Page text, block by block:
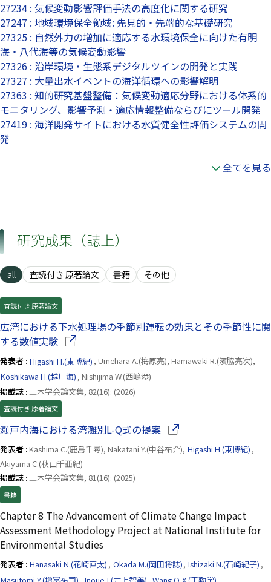
27234 : 気候変動影響評価手法の高度化に関する研究
27247 : 地域環境保全領域: 先見的・先端的な基礎研究
27325 : 自然外力の増加に適応する水環境保全に向けた有明
海・八代海等の気候変動影響
27326 : 沿岸環境・生態系デジタルツインの開発と実践
27327 : 大量出水イベントの海洋循環への影響解明
27363 : 知的研究基盤整備：気候変動適応分野における体系的
モニタリング、影響予測・適応情報整備ならびにツール開発
27419 : 海洋開発サイトにおける水質健全性評価システムの開
発
全てを見る
研究成果（誌上）
all 査読付き 原著論文 書籍 その他
査読付き 原著論文
広湾における下水処理場の季節別運転の効果とその季節性に関
する数値実験（別ウインドウで開きます）
発表者 : Higashi H.(東博紀) , Umehara A.(梅原亮), Hamawaki R.(濱脇亮次),
Koshikawa H.(越川海) , Nishijima W.(西嶋渉)
掲載誌 : 土木学会論文集, 82(16): (2026)
査読付き 原著論文
瀬戸内海における湾灘別L-Q式の提案（別ウインドウで開きま
発表者 : Kashima C.(鹿島千尋), Nakatani Y.(中谷祐介), Higashi H.(東博紀) ,
Akiyama C.(秋山千亜紀)
掲載誌 :土木学会論文集, 81(16): (2025)
書籍
Chapter 8 The Advancement of Climate Change Impact
Assessment Methodology Project at National Institute for
Environmental Studies
発表者 : Hanasaki N.(花崎直太) , Okada M.(岡田将誌), Ishizaki N.(石崎紀子) ,